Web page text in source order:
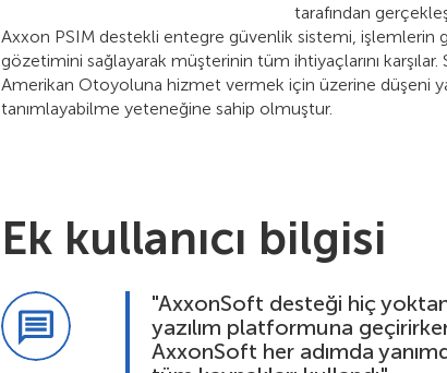
tarafından
Axxon PSIM destekli entegre güvenlik sistemi, işlemlerin
gözetimini sağlayarak müşterinin tüm ihtiyaçlarını
Amerikan Otoyoluna hizmet vermek için üzerine düşeni
tanımlayabilme yeteneğine sahip olmuştur.
Ek kullanıcı bilgisi
"AxxonSoft desteği hiç
yazılım platformuna
AxxonSoft her adımda